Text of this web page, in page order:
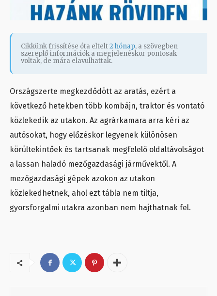
Cikkünk frissítése óta eltelt2 hónap, a szövegben
szereplő információk a megjelenéskor pontosak
voltak, de mára elavulhattak.
Országszerte megkezdődött az aratás, ezért a
következő hetekben több kombájn, traktor és vontató
közlekedik az utakon. Az agrárkamara arra kéri az
autósokat, hogy előzéskor legyenek különösen
körültekintőek és tartsanak megfelelő oldaltávolságot
a lassan haladó mezőgazdasági járművektől. A
mezőgazdasági gépek azokon az utakon
közlekedhetnek, ahol ezt tábla nem tiltja,
gyorsforgalmi utakra azonban nem hajthatnak fel.